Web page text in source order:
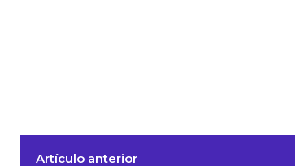
Artículo anterior